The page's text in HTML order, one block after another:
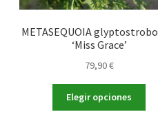
METASEQUOIA
‘Miss Grace’
79,90€
Elegir opciones